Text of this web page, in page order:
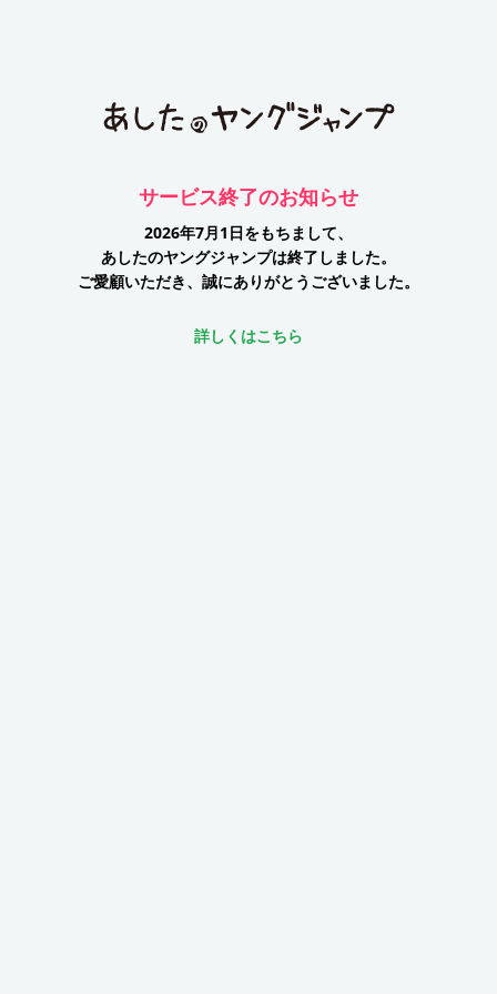
サービス終了のお知らせ
2026年7月1日をもちまして、
あしたのヤングジャンプは終了しました。
ご愛顧いただき、誠にありがとうございました。
詳しくはこちら